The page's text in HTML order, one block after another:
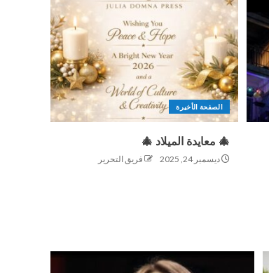
الصفحة الأخيرة
🎄 معايدة الميلاد 🎄
ديسمبر 24, 2025 فريق التحرير